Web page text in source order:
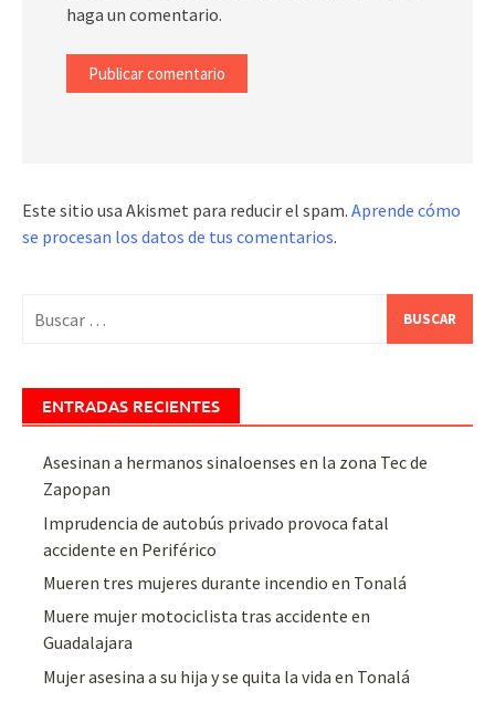
haga un comentario.
Este sitio usa Akismet para reducir el spam. Aprende cómo
se procesan los datos de tus comentarios.
ENTRADAS RECIENTES
Asesinan a hermanos sinaloenses en la zona Tec de
Zapopan
Imprudencia de autobús privado provoca fatal
accidente en Periférico
Mueren tres mujeres durante incendio en Tonalá
Muere mujer motociclista tras accidente en
Guadalajara
Mujer asesina a su hija y se quita la vida en Tonalá